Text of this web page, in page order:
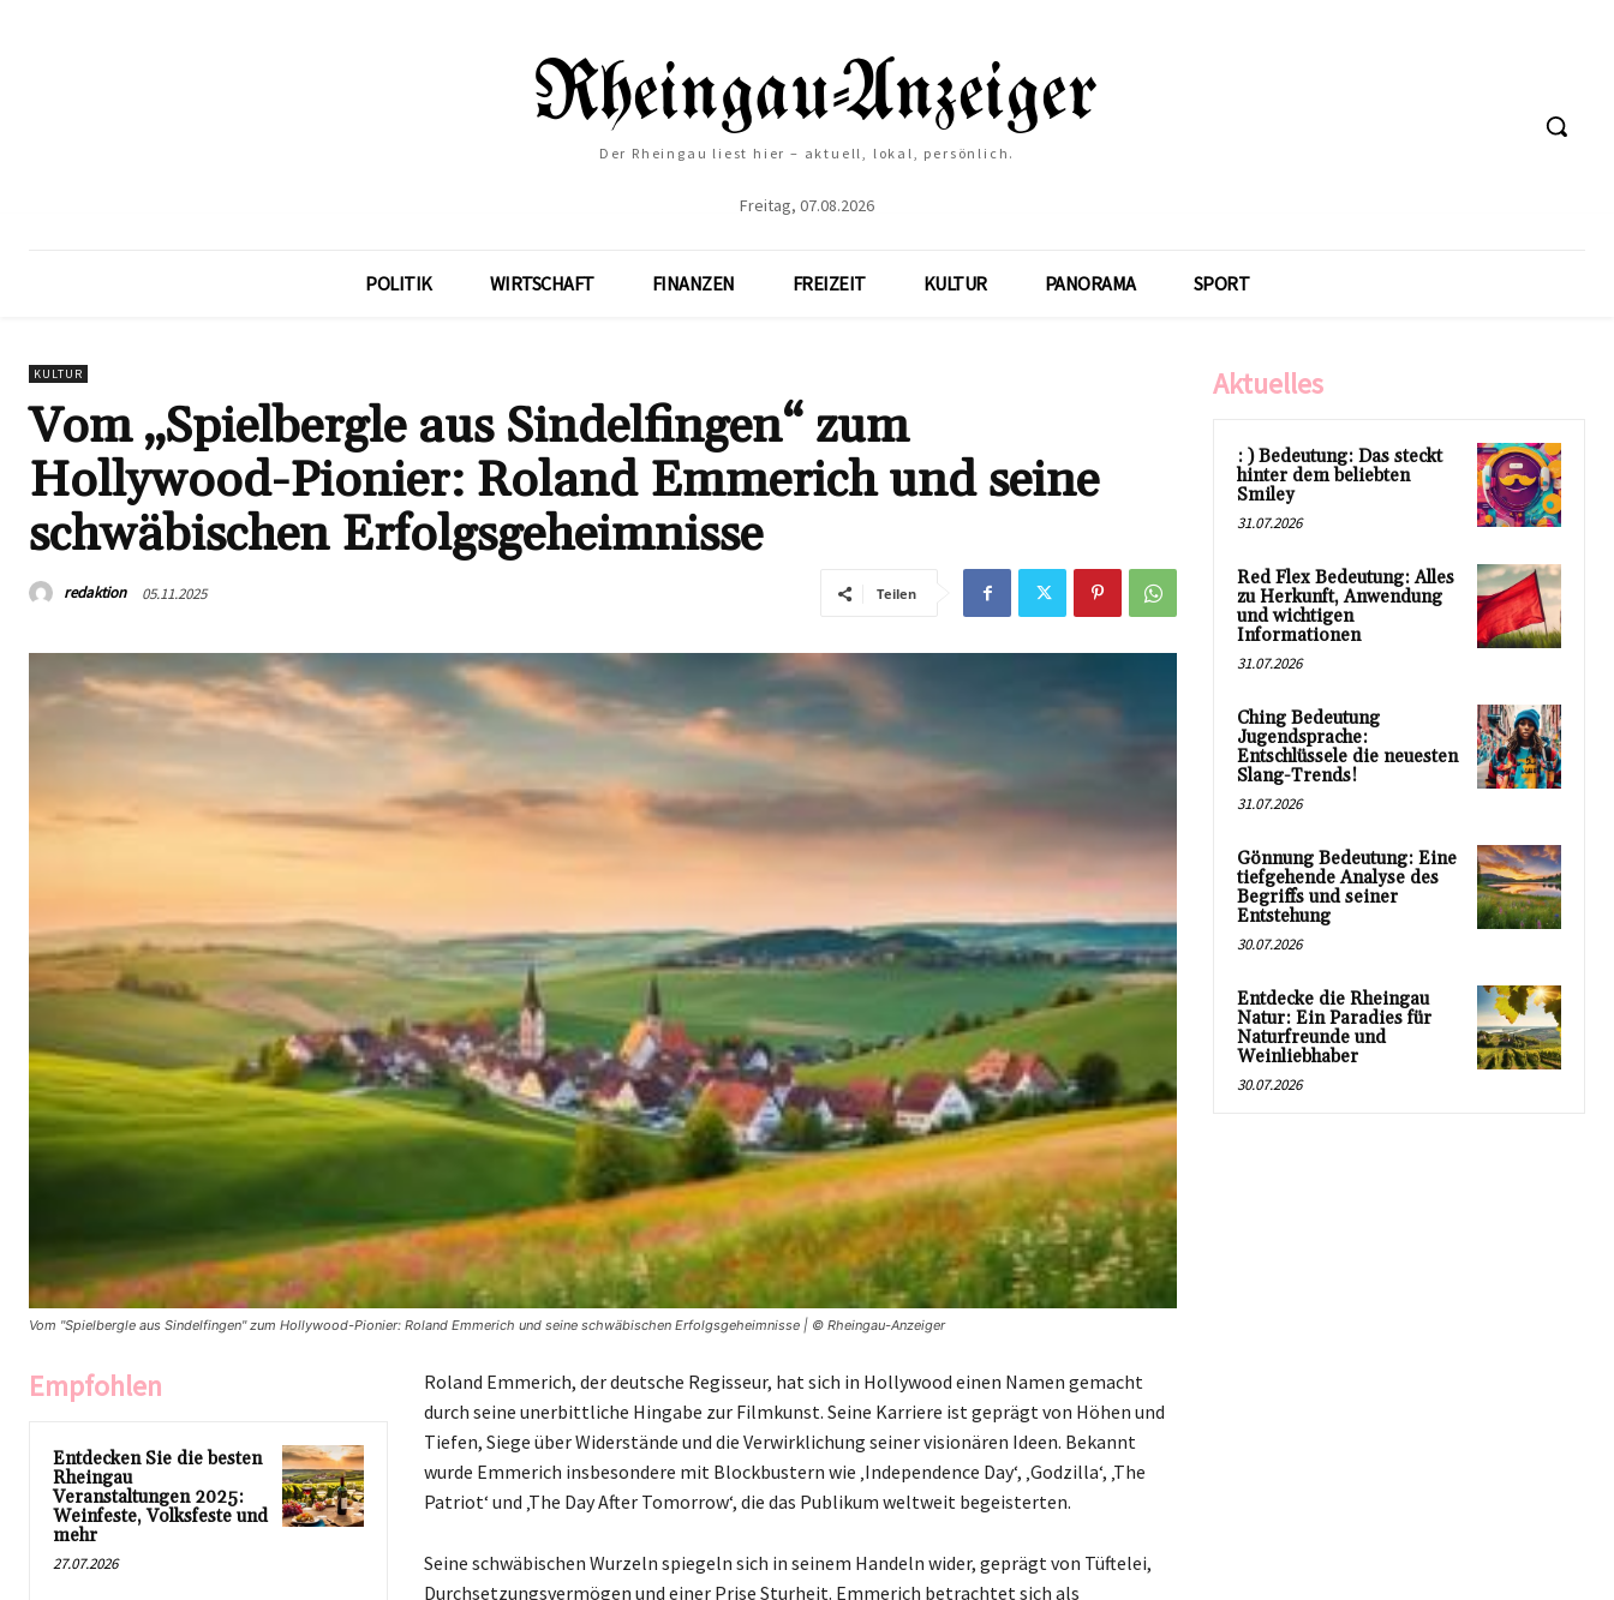
Der Rheingau liest hier – aktuell, lokal, persönlich.
Freitag, 07.08.2026
POLITIK WIRTSCHAFT FINANZEN FREIZEIT KULTUR PANORAMA SPORT
KULTUR
Vom „Spielbergle aus Sindelfingen“ zum
Hollywood-Pionier: Roland Emmerich und seine
schwäbischen Erfolgsgeheimnisse
redaktion 05.11.2025 Teilen
Vom "Spielbergle aus Sindelfingen" zum Hollywood-Pionier: Roland Emmerich und seine schwäbischen Erfolgsgeheimnisse | © Rheingau-Anzeiger
Empfohlen
Entdecken Sie die besten
Rheingau
Veranstaltungen 2025:
Weinfeste, Volksfeste und
mehr
27.07.2026
Roland Emmerich, der deutsche Regisseur, hat sich in Hollywood einen Namen gemacht
durch seine unerbittliche Hingabe zur Filmkunst. Seine Karriere ist geprägt von Höhen und
Tiefen, Siege über Widerstände und die Verwirklichung seiner visionären Ideen. Bekannt
wurde Emmerich insbesondere mit Blockbustern wie ‚Independence Day‘, ‚Godzilla‘, ‚The
Patriot‘ und ‚The Day After Tomorrow‘, die das Publikum weltweit begeisterten.
Seine schwäbischen Wurzeln spiegeln sich in seinem Handeln wider, geprägt von Tüftelei,
Durchsetzungsvermögen und einer Prise Sturheit. Emmerich betrachtet sich als
Aktuelles
: ) Bedeutung: Das steckt
hinter dem beliebten
Smiley
31.07.2026
Red Flex Bedeutung: Alles
zu Herkunft, Anwendung
und wichtigen
Informationen
31.07.2026
Ching Bedeutung
Jugendsprache:
Entschlüssele die neuesten
Slang-Trends!
31.07.2026
Gönnung Bedeutung: Eine
tiefgehende Analyse des
Begriffs und seiner
Entstehung
30.07.2026
Entdecke die Rheingau
Natur: Ein Paradies für
Naturfreunde und
Weinliebhaber
30.07.2026